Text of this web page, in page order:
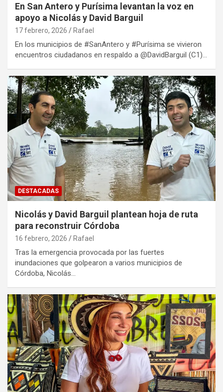
En San Antero y Purísima levantan la voz en
apoyo a Nicolás y David Barguil
17 febrero, 2026 Rafael
En los municipios de #SanAntero y #Purísima se vivieron
encuentros ciudadanos en respaldo a @DavidBarguil (C1)…
DESTACADAS
Nicolás y David Barguil plantean hoja de ruta
para reconstruir Córdoba
16 febrero, 2026 Rafael
Tras la emergencia provocada por las fuertes
inundaciones que golpearon a varios municipios de
Córdoba, Nicolás…